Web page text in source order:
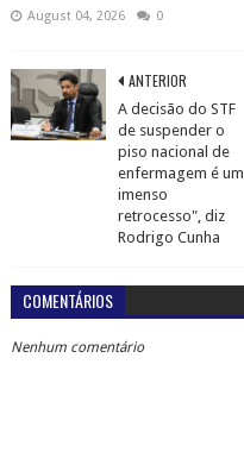
August 04, 2026 0
ANTERIOR
A decisão do STF
de suspender o
piso nacional de
enfermagem é um
imenso
retrocesso", diz
Rodrigo Cunha
COMENTÁRIOS
Nenhum comentário